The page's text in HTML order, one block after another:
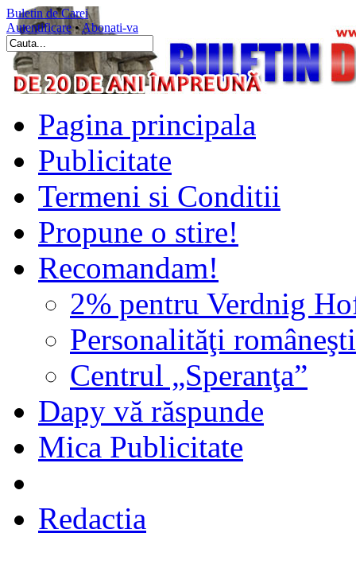
Buletin de Carei
Autentificare•Abonati-va
Pagina principala
Publicitate
Termeni si Conditii
Propune o stire!
Recomandam!
2% pentru Verdnig
Personalităţi româneşti
Centrul „Speranţa”
Dapy vă răspunde
Mica Publicitate
Redactia